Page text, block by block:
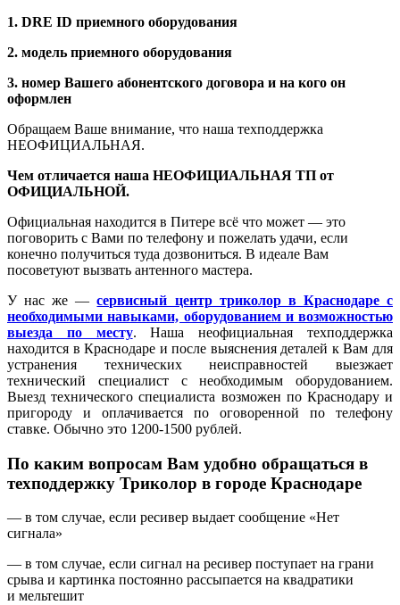
1. DRE ID приемного оборудования
2. модель приемного оборудования
3. номер Вашего абонентского договора и на кого он
оформлен
Обращаем Ваше внимание, что наша техподдержка
НЕОФИЦИАЛЬНАЯ.
Чем отличается наша НЕОФИЦИАЛЬНАЯ ТП от
ОФИЦИАЛЬНОЙ.
Официальная находится в Питере всё что может — это
поговорить с Вами по телефону и пожелать удачи, если
конечно получиться туда дозвониться. В идеале Вам
посоветуют вызвать антенного мастера.
У нас же —сервисный центр триколор в Краснодаре с
необходимыми навыками, оборудованием и возможностью
выезда по месту. Наша неофициальная техподдержка
находится в Краснодаре и после выяснения деталей к Вам для
устранения технических неисправностей выезжает
технический специалист с необходимым оборудованием.
Выезд технического специалиста возможен по Краснодару и
пригороду и оплачивается по оговоренной по телефону
ставке. Обычно это 1200-1500 рублей.
По каким вопросам Вам удобно обращаться в
техподдержку Триколор в городе Краснодаре
— в том случае, если ресивер выдает сообщение «Нет
сигнала»
— в том случае, если сигнал на ресивер поступает на грани
срыва и картинка постоянно рассыпается на квадратики
и мельтешит